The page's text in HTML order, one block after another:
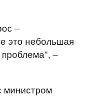
–
это небольшая
–
министром